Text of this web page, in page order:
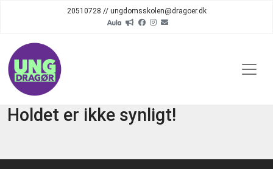
20510728 // ungdomsskolen@dragoer.dk
Holdet er ikke synligt!